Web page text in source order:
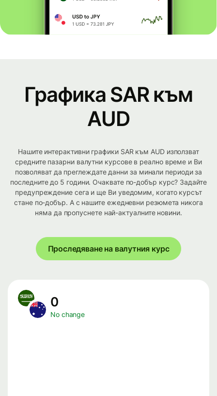
Графика SAR към
AUD
Нашите интерактивни графики SAR към AUD използват
средните пазарни валутни курсове в реално време и Ви
позволяват да преглеждате данни за минали периоди за
последните до 5 години. Очаквате по-добър курс? Задайте
предупреждение сега и ще Ви уведомим, когато курсът
стане по-добър. А с нашите ежедневни резюмета никога
няма да пропуснете най-актуалните новини.
Проследяване на валутния курс
0
No change